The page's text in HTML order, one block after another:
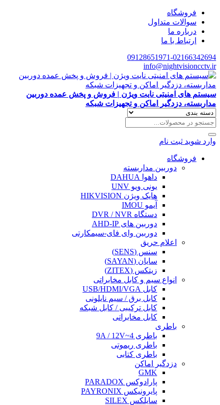
فروشگاه
سوالات متداول
درباره ما
ارتباط با ما
09128651971-02166342694
info@nightvisioncctv.ir
سیستم های امنیتی نایت ویژن | فروش و پخش عمده دوربین
مداربسته، دزدگیر اماکن و تجهیزات شبکه
وارد شوید ثبت نام
فروشگاه
دوربین مداربسته
داهوا DAHUA
یونی ویو UNV
هایک ویژن HIKVISION
آیمو IMOU
دستگاه DVR / NVR
دوربین های AHD-IP
دوربین وای فای-سیمکارتی
اعلام حریق
سنس (SENS)
سایان (SAYAN)
زیتکس (ZITEX)
انواع سیم و کابل مخابراتی
کابل USB/HDMI/VGA
کابل برق / سیم نایلونی
کابل ترکیبی / کابل شبکه
کابل مخابراتی
باطری
باطری 4~9A / 12V
باطری ریموتی
باطری کتابی
دزدگیر اماکن
GMK
پارادوکس PARADOX
پایرونیکس PAYRONIX
سایلکس SILEX